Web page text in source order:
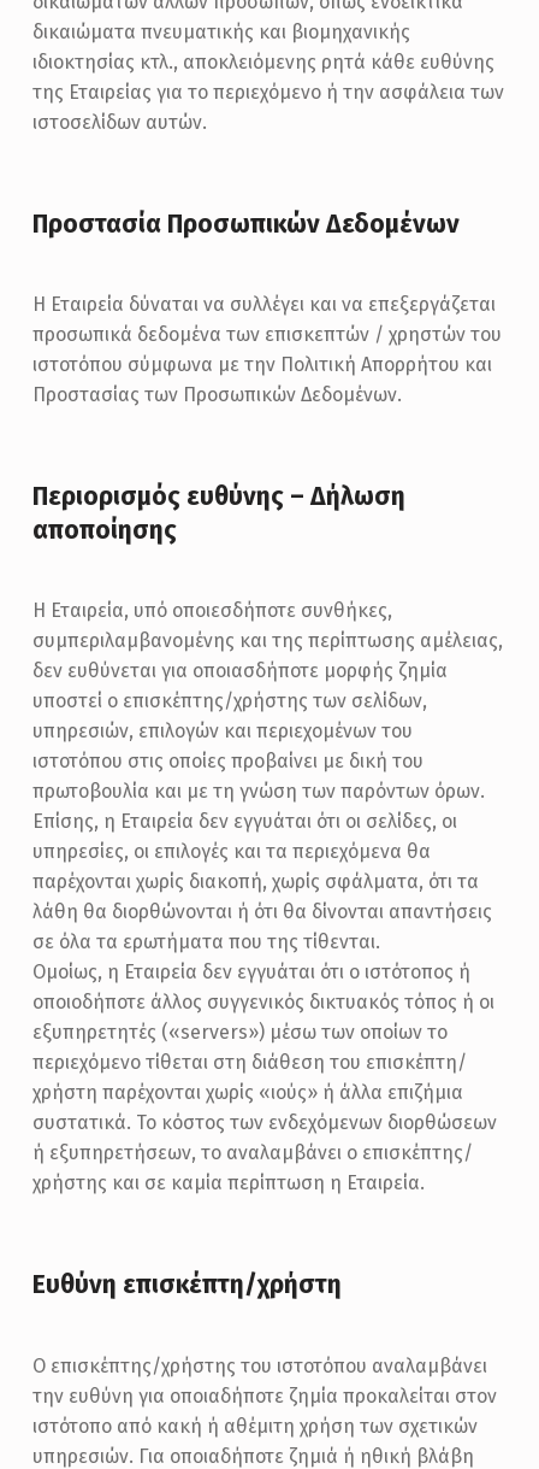
δικαιώματα πνευματικής και βιομηχανικής
ιδιοκτησίας κτλ., αποκλειόμενης ρητά κάθε ευθύνης
της Εταιρείας για το περιεχόμενο ή την ασφάλεια των
ιστοσελίδων αυτών.
Προστασία Προσωπικών Δεδομένων
Η Εταιρεία δύναται να συλλέγει και να επεξεργάζεται
προσωπικά δεδομένα των επισκεπτών / χρηστών του
ιστοτόπου σύμφωνα με την Πολιτική Απορρήτου και
Προστασίας των Προσωπικών Δεδομένων.
Περιορισμός ευθύνης – Δήλωση
αποποίησης
Η Εταιρεία, υπό οποιεσδήποτε συνθήκες,
συμπεριλαμβανομένης και της περίπτωσης αμέλειας,
δεν ευθύνεται για οποιασδήποτε μορφής ζημία
υποστεί ο επισκέπτης/χρήστης των σελίδων,
υπηρεσιών, επιλογών και περιεχομένων του
ιστοτόπου στις οποίες προβαίνει με δική του
πρωτοβουλία και με τη γνώση των παρόντων όρων.
Επίσης, η Εταιρεία δεν εγγυάται ότι οι σελίδες, οι
υπηρεσίες, οι επιλογές και τα περιεχόμενα θα
παρέχονται χωρίς διακοπή, χωρίς σφάλματα, ότι τα
λάθη θα διορθώνονται ή ότι θα δίνονται απαντήσεις
σε όλα τα ερωτήματα που της τίθενται.
Ομοίως, η Εταιρεία δεν εγγυάται ότι ο ιστότοπος ή
οποιοδήποτε άλλος συγγενικός δικτυακός τόπος ή οι
εξυπηρετητές («servers») μέσω των οποίων το
περιεχόμενο τίθεται στη διάθεση του επισκέπτη/
χρήστη παρέχονται χωρίς «ιούς» ή άλλα επιζήμια
συστατικά. Το κόστος των ενδεχόμενων διορθώσεων
ή εξυπηρετήσεων, το αναλαμβάνει ο επισκέπτης/
χρήστης και σε καμία περίπτωση η Εταιρεία.
Ευθύνη επισκέπτη/χρήστη
Ο επισκέπτης/χρήστης του ιστοτόπου αναλαμβάνει
την ευθύνη για οποιαδήποτε ζημία προκαλείται στον
ιστότοπο από κακή ή αθέμιτη χρήση των σχετικών
υπηρεσιών. Για οποιαδήποτε ζημιά ή ηθική βλάβη